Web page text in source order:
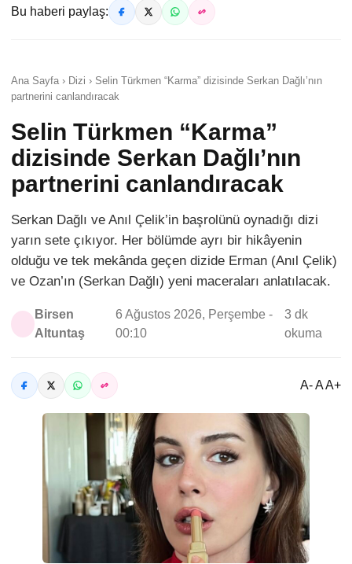
Bu haberi paylaş:
Ana Sayfa › Dizi › Selin Türkmen “Karma” dizisinde Serkan Dağlı’nın
partnerini canlandıracak
Selin Türkmen “Karma”
dizisinde Serkan Dağlı’nın
partnerini canlandıracak
Serkan Dağlı ve Anıl Çelik’in başrolünü oynadığı dizi
yarın sete çıkıyor. Her bölümde ayrı bir hikâyenin
olduğu ve tek mekânda geçen dizide Erman (Anıl Çelik)
ve Ozan’ın (Serkan Dağlı) yeni maceraları anlatılacak.
Birsen
Altuntaş
6 Ağustos 2026, Perşembe -
00:10
3 dk
okuma
A- A A+